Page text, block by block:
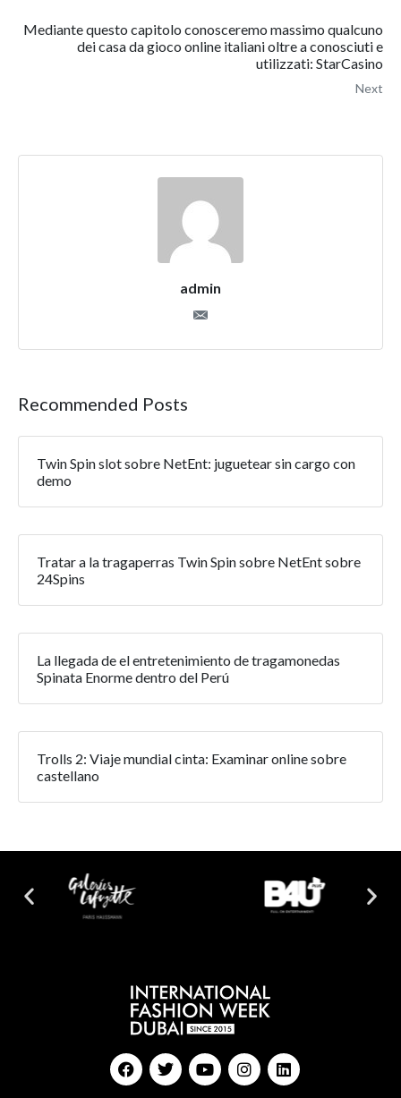
Mediante questo capitolo conosceremo massimo qualcuno
dei casa da gioco online italiani oltre a conosciuti e
utilizzati: StarCasino
Next
admin
Recommended Posts
Twin Spin slot sobre NetEnt: juguetear sin cargo con
demo
Tratar a la tragaperras Twin Spin sobre NetEnt sobre
24Spins
La llegada de el entretenimiento de tragamonedas
Spinata Enorme dentro del Perú
Trolls 2: Viaje mundial cinta: Examinar online sobre
castellano